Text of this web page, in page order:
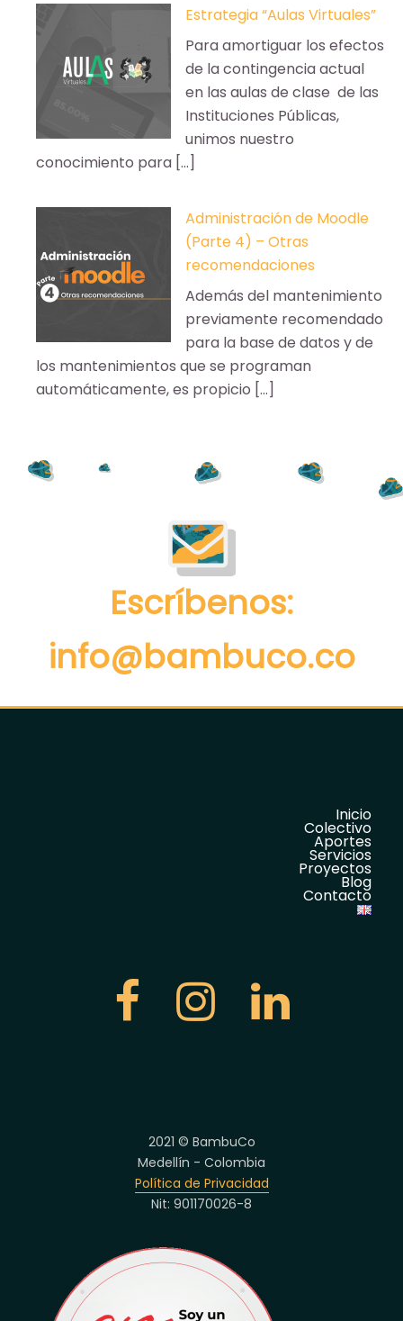
Estrategia “Aulas Virtuales”
Para amortiguar los efectos
de la contingencia actual
en las aulas de clase de las
Instituciones Públicas,
unimos nuestro
conocimiento para […]
Administración de Moodle
(Parte 4) – Otras
recomendaciones
Además del mantenimiento
previamente recomendado
para la base de datos y de
los mantenimientos que se programan
automáticamente, es propicio […]
Escríbenos:
info@bambuco.co
Inicio
Colectivo
Aportes
Servicios
Proyectos
Blog
Contacto
2021 © BambuCo
Medellín - Colombia
Política de Privacidad
Nit: 901170026-8